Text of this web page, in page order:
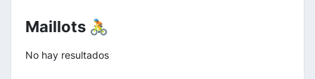
Maillots 🚴
No hay resultados